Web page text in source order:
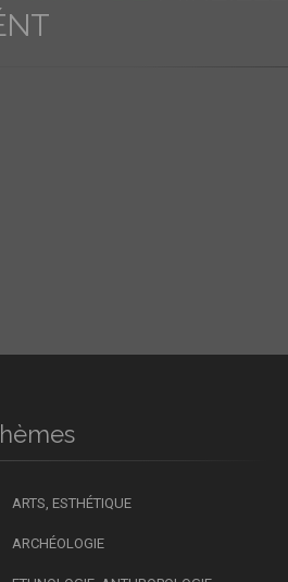
ARTS, ESTHÉTIQUE
ARCHÉOLOGIE